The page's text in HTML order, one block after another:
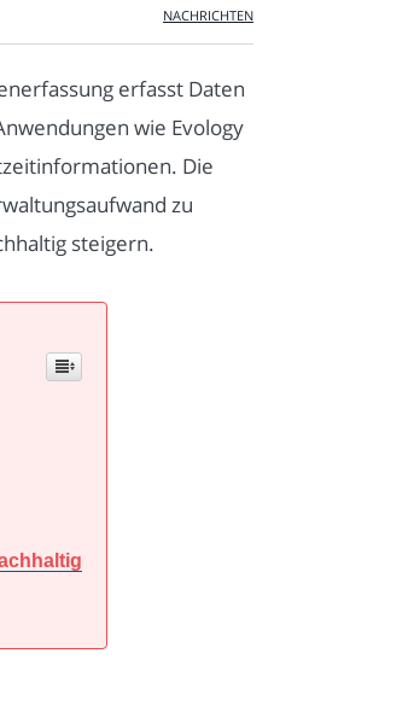
NACHRICHTEN
erfasst Daten
wie Evology
Die
zu
steigern.